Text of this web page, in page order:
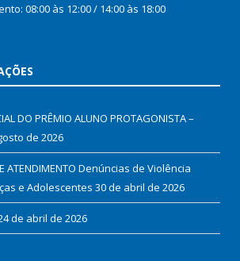
08:00 às 12:00 / 14:00 às 18:00
DO PRÊMIO ALUNO PROTAGONISTA –
de 2026
ATENDIMENTO Denúncias de Violência
e Adolescentes 30 de abril de 2026
de abril de 2026